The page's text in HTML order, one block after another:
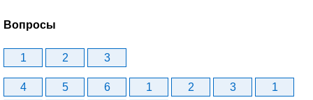
Вопросы
1 2 3
4 5 6 1 2 3
1